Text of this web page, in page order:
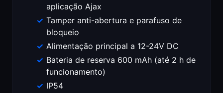
aplicação Ajax
Tamper anti-abertura e parafuso de
bloqueio
Alimentação principal a 12-24V DC
Bateria de reserva 600 mAh (até 2 h de
funcionamento)
IP54